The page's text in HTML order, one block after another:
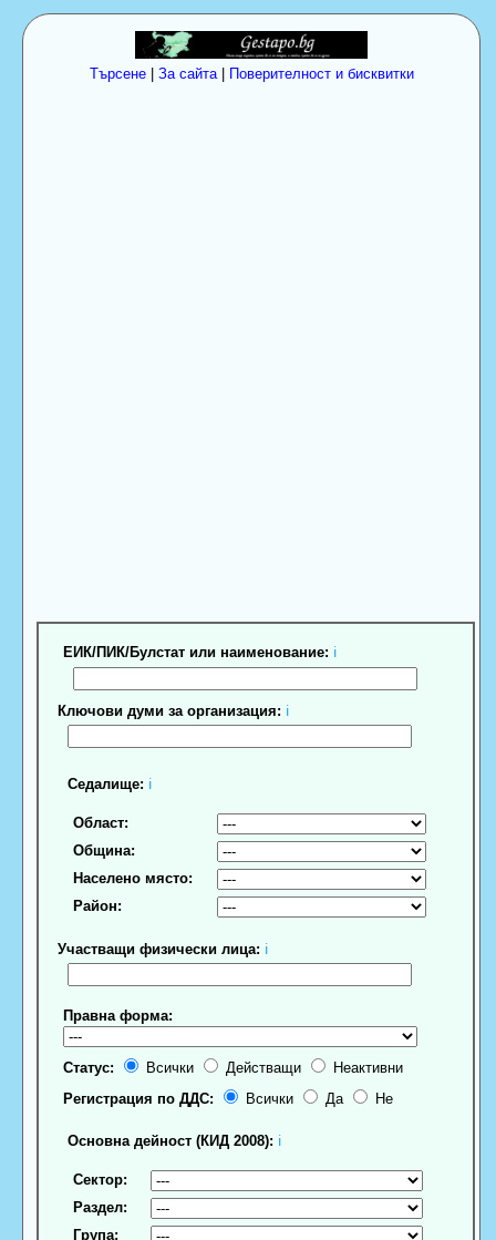
Търсене| За сайта| Поверителност и бисквитки
ЕИК/ПИК/Булстат или наименование: ℹ
Ключови думи за организация: ℹ
Седалище: ℹ
Област:
Община:
Населено място:
Район:
Участващи физически лица: ℹ
Правна форма:
Статус: Всички Действащи
Неактивни
Регистрация по ДДС:
Всички Да Не
Основна дейност (КИД 2008): ℹ
Сектор:
Раздел:
Група: